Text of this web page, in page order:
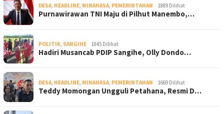
DESA HEADLINE MINAHASA PEMERINTAHAN 1889 Dilihat
Purnawirawan TNI Maju di Pilhut Manembo,…
POLITIK SANGIHE 1845 Dilihat
Hadiri Musancab PDIP Sangihe, Olly Dondo…
DESA HEADLINE MINAHASA PEMERINTAHAN 1669 Dilihat
Teddy Momongan Ungguli Petahana, Resmi D…